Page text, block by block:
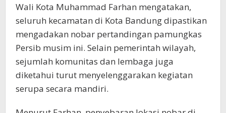
Wali Kota Muhammad Farhan mengatakan,
seluruh kecamatan di Kota Bandung dipastikan
mengadakan nobar pertandingan pamungkas
Persib musim ini. Selain pemerintah wilayah,
sejumlah komunitas dan lembaga juga
diketahui turut menyelenggarakan kegiatan
serupa secara mandiri.